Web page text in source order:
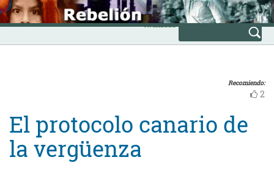
Skip
to
content
INICIO
Avanzada
Recomiendo:
2
El protocolo canario de
la vergüenza